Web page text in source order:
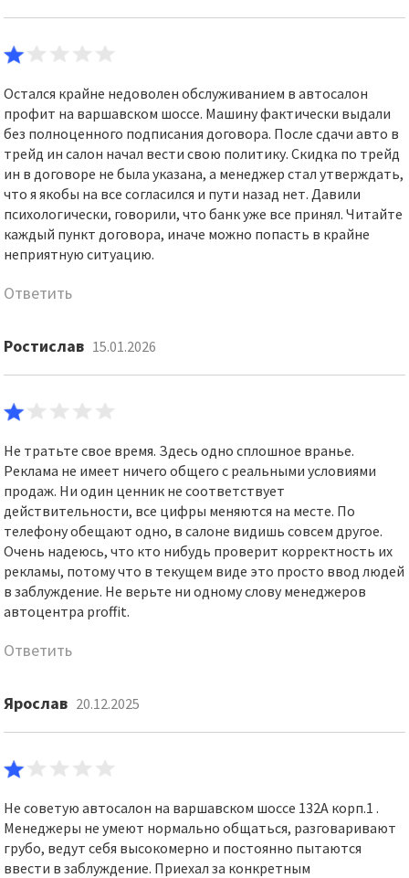
Остался крайне недоволен обслуживанием в автосалон
профит на варшавском шоссе. Машину фактически выдали
без полноценного подписания договора. После сдачи авто в
трейд ин салон начал вести свою политику. Скидка по трейд
ин в договоре не была указана, а менеджер стал утверждать,
что я якобы на все согласился и пути назад нет. Давили
психологически, говорили, что банк уже все принял. Читайте
каждый пункт договора, иначе можно попасть в крайне
неприятную ситуацию.
Ответить
Ростислав 15.01.2026
Не тратьте свое время. Здесь одно сплошное вранье.
Реклама не имеет ничего общего с реальными условиями
продаж. Ни один ценник не соответствует
действительности, все цифры меняются на месте. По
телефону обещают одно, в салоне видишь совсем другое.
Очень надеюсь, что кто нибудь проверит корректность их
рекламы, потому что в текущем виде это просто ввод людей
в заблуждение. Не верьте ни одному слову менеджеров
автоцентра proffit.
Ответить
Ярослав 20.12.2025
Не советую автосалон на варшавском шоссе 132А корп.1 .
Менеджеры не умеют нормально общаться, разговаривают
грубо, ведут себя высокомерно и постоянно пытаются
ввести в заблуждение. Приехал за конкретным